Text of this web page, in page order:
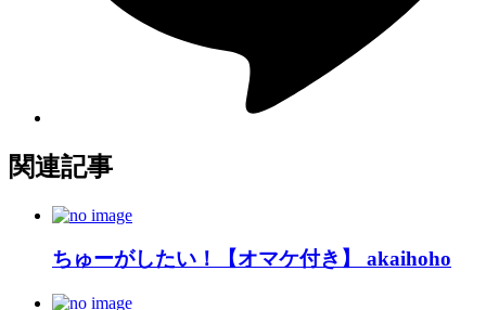
関連記事
ちゅーがしたい！【オマケ付き】 akaihoho